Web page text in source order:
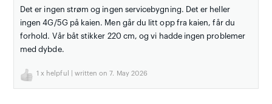
Det er ingen strøm og ingen servicebygning. Det er heller
ingen 4G/5G på kaien. Men går du litt opp fra kaien, får du
forhold. Vår båt stikker 220 cm, og vi hadde ingen problemer
med dybde.
1 x helpful | written on 7. May 2026